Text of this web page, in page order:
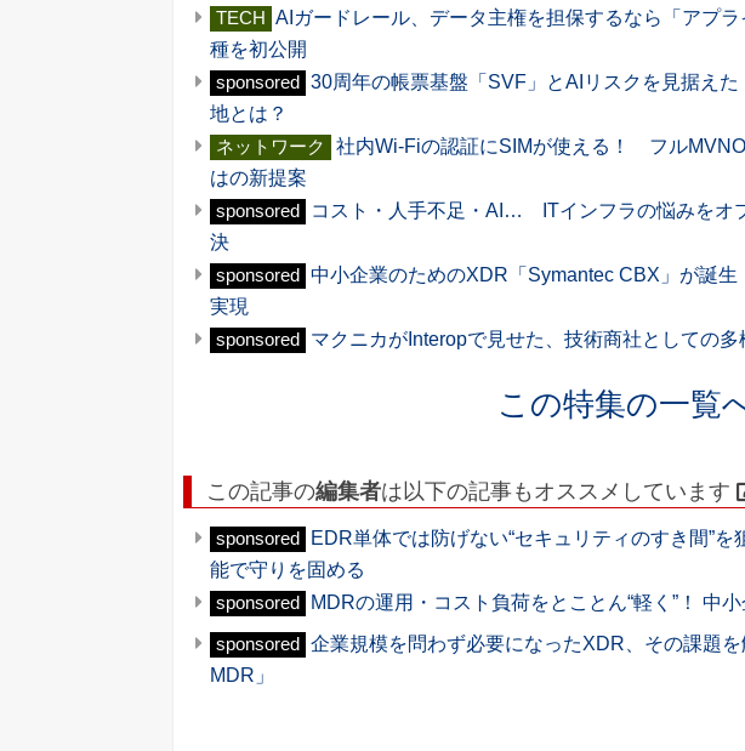
TECH
AIガードレール、データ主権を担保するなら「アプ
種を初公開
sponsored
30周年の帳票基盤「SVF」とAIリスクを見据え
地とは？
ネットワーク
社内Wi-Fiの認証にSIMが使える！ フル
はの新提案
sponsored
コスト・人手不足・AI… ITインフラの悩みをオ
決
sponsored
中小企業のためのXDR「Symantec CBX」が誕
実現
sponsored マクニカがInteropで見せた、技術商社としての
この特集の一覧
この記事の編集者は以下の記事もオススメしています
sponsored
EDR単体では防げない“セキュリティのすき間”
能で守りを固める
sponsored MDRの運用・コスト負荷をとことん“軽く”！ 中
sponsored
企業規模を問わず必要になったXDR、その課題
MDR」